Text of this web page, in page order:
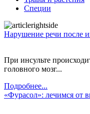
Специи
Нарушение речи после
При инсульте
головного мозг...
Подробнее...
«Фурасол»: лечимся от